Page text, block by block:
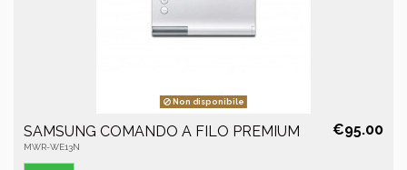
Non disponibile
SAMSUNG COMANDO A FILO PREMIUM
MWR-WE13N
€95.00